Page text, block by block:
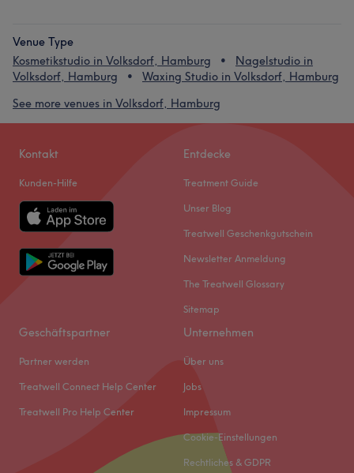
Venue Type
Kosmetikstudio in Volksdorf, Hamburg
Nagelstudio in
Volksdorf, Hamburg
Waxing Studio in Volksdorf, Hamburg
See more venues in Volksdorf, Hamburg
Kontakt
Kunden-Hilfe
Entdecke
Treatment Guide
Unser Blog
Treatwell Geschenkgutschein
Newsletter Anmeldung
The Treatwell Glossary
Sitemap
Geschäftspartner
Partner werden
Treatwell Connect Help Center
Treatwell Pro Help Center
Unternehmen
Über uns
Jobs
Impressum
Cookie-Einstellungen
Rechtliches & GDPR